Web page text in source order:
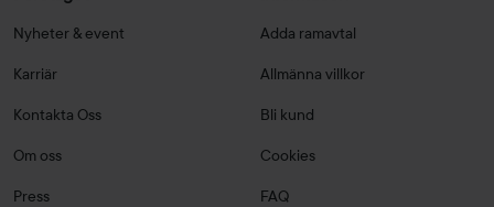
Nyheter & event
Karriär
Kontakta Oss
Om oss
Press
Adda ramavtal
Allmänna villkor
Bli kund
Cookies
FAQ